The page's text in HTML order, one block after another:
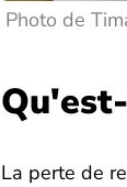
Photo de
La perte de